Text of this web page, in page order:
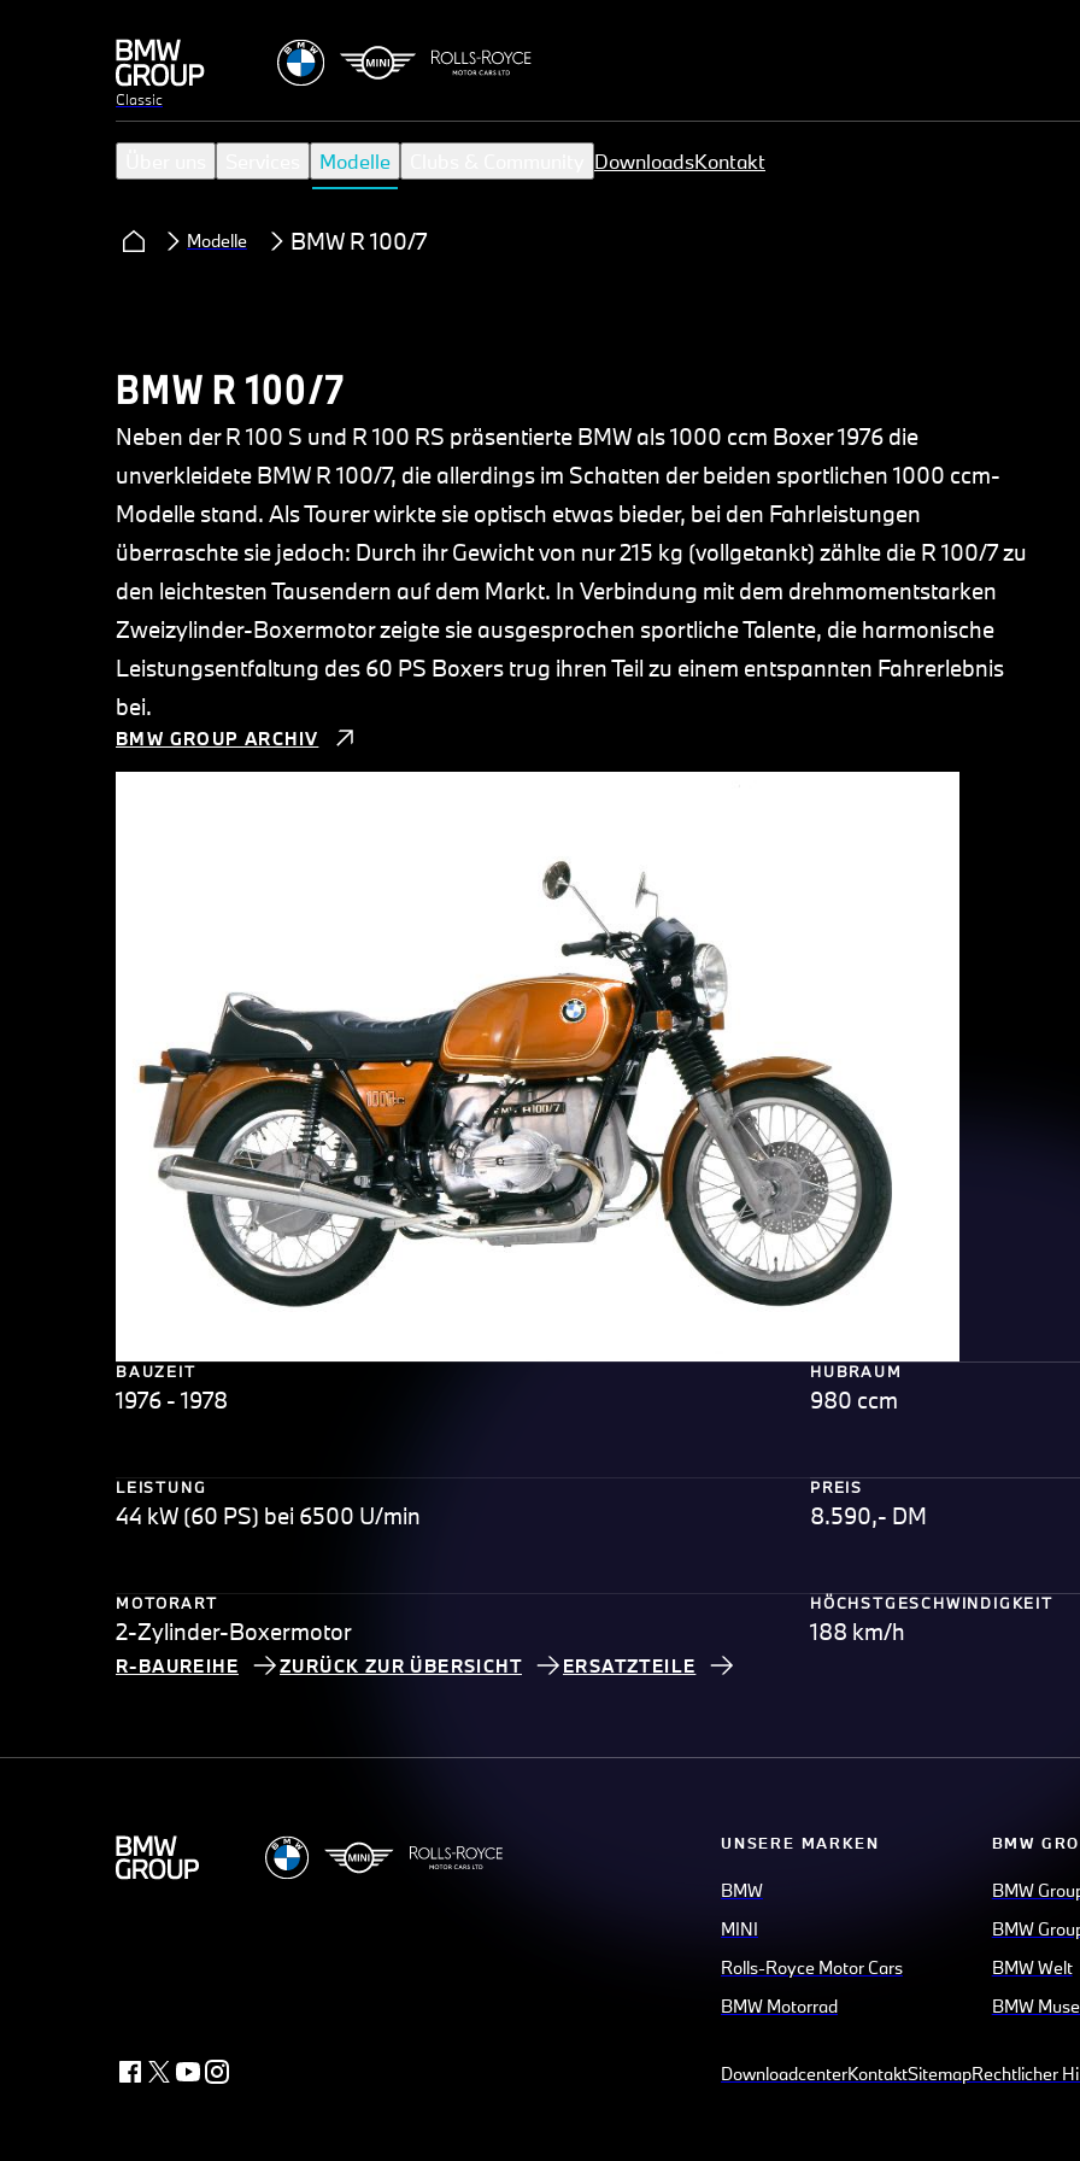
Classic
Modelle DownloadsKontakt
Modelle BMW R 100/7
BMW R 100/7
Neben der R 100 S und R 100 RS präsentierte BMW als 1000 ccm Boxer 1976 die
unverkleidete BMW R 100/7, die allerdings im Schatten der beiden sportlichen 1000 ccm-
Modelle stand. Als Tourer wirkte sie optisch etwas bieder, bei den Fahrleistungen
überraschte sie jedoch: Durch ihr Gewicht von nur 215 kg (vollgetankt) zählte die R 100/7 zu
den leichtesten Tausendern auf dem Markt. In Verbindung mit dem drehmomentstarken
Zweizylinder-Boxermotor zeigte sie ausgesprochen sportliche Talente, die harmonische
Leistungsentfaltung des 60 PS Boxers trug ihren Teil zu einem entspannten Fahrerlebnis
bei.
BMW GROUP ARCHIV
BAUZEIT
1976 - 1978
HUBRAUM
980 ccm
LEISTUNG
44 kW (60 PS) bei 6500 U/min
PREIS
8.590,- DM
MOTORART
2-Zylinder-Boxermotor
HÖCHSTGESCHWINDIGKEIT
188 km/h
R-BAUREIHE ZURÜCK ZUR ÜBERSICHT ERSATZTEILE
UNSERE MARKEN
BMW
MINI
Rolls-Royce Motor Cars
BMW Motorrad
BMW
BMW
BMW
BMW Welt
BMW
DownloadcenterKontaktSitemapRechtlicher